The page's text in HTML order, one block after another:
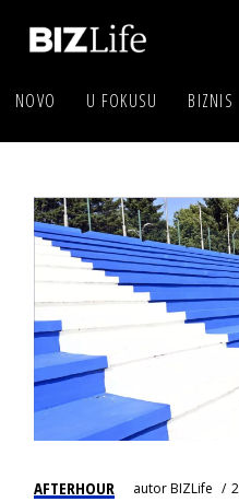
NOVO U FOKUSU BIZNIS
AFTERHOUR autorBIZLife